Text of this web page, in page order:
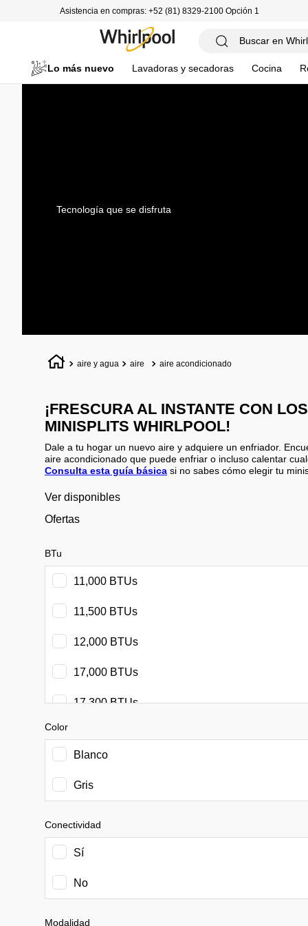
Asistencia en compras: +52 (81) 8329-2100 Opción 1
Lo más nuevo Lavadoras y secadoras Cocina
Tecnología que se disfruta
aire y agua aire aire acondicionado
¡FRESCURA AL INSTANTE CON LOS
MINISPLITS WHIRLPOOL!
Dale a tu hogar un nuevo aire y adquiere un enfriador.
aire acondicionado que puede enfriar o incluso calentar
Consulta esta guía básica si no sabes cómo elegir tu
Ver disponibles
Ofertas
BTu
11,000 BTUs
11,500 BTUs
12,000 BTUs
17,000 BTUs
17,300 BTUs
36,000 BTUs
11,430 BTUs
Color
Blanco
Gris
Conectividad
Sí
No
Modalidad